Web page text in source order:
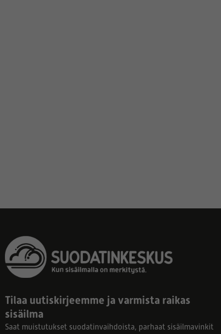
Tilaa uutiskirjeemme ja varmista raikas
sisäilma
Saat muistutukset suodatinvaihdoista, parhaat sisäilmavinkit